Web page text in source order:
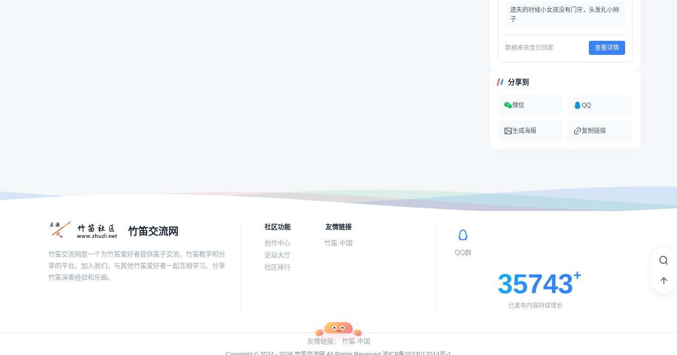
遗失的时候小女孩没有门牙，头发扎小辫
子
数据来自宝贝回家 查看详情
分享到
微信 QQ
生成海报 复制链接
竹笛交流网
竹笛交流网是一个为竹笛爱好者提供笛子交流，竹笛教学和分
享的平台。加入我们，与其他竹笛爱好者一起互相学习、分享
竹笛演奏经验和乐曲。
社区功能
创作中心
论坛大厅
社区排行
友情链接
竹笛.中国
QQ群
35743
已发布内容持续增长
友情链接： 竹笛.中国